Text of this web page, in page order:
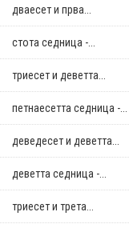
дваесет и прва...
стотa седница -...
триесет и деветта...
петнаесетта седница -...
деведесет и деветта...
деветта седница -...
триесет и трета...